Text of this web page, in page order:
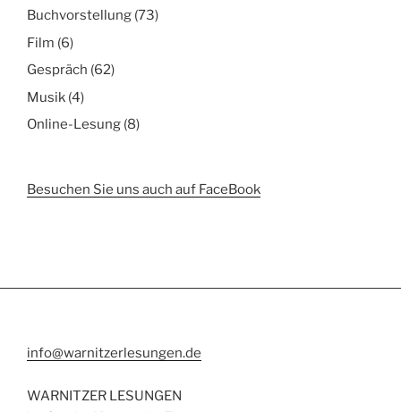
Buchvorstellung (73)
Film (6)
Gespräch (62)
Musik (4)
Online-Lesung (8)
Besuchen Sie uns auch auf FaceBook
info@warnitzerlesungen.de
WARNITZER LESUNGEN